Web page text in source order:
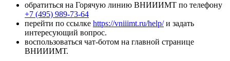
обратиться на Горячую линию ВНИИИМТ по телефону
+7 (495) 989-73-64
перейти по ссылке https://vniiimt.ru/help/и задать
интересующий вопрос.
воспользоваться чат-ботом на главной странице
ВНИИИМТ.